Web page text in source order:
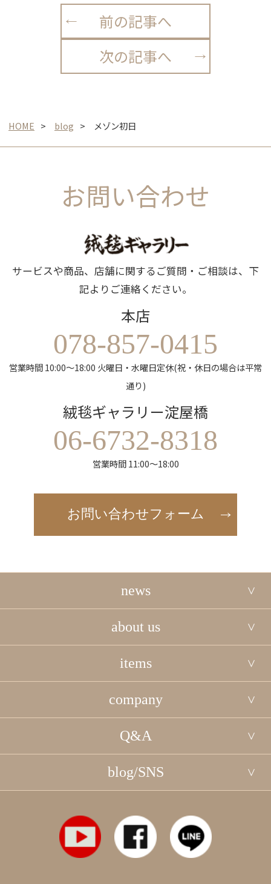
前の記事へ
次の記事へ
HOME blog メゾン初日
お問い合わせ
サービスや商品、店舗に関するご質問・ご相談は、下
記よりご連絡ください。
本店
078-857-0415
営業時間 10:00～18:00 火曜日・水曜日定休(祝・休日の場合は平常
通り)
絨毯ギャラリー淀屋橋
06-6732-8318
営業時間 11:00～18:00
お問い合わせフォーム
news
about us
items
company
Q&A
blog/SNS